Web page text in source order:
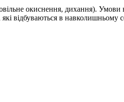
окиснення, дихання).
відбуваються в навколишньому